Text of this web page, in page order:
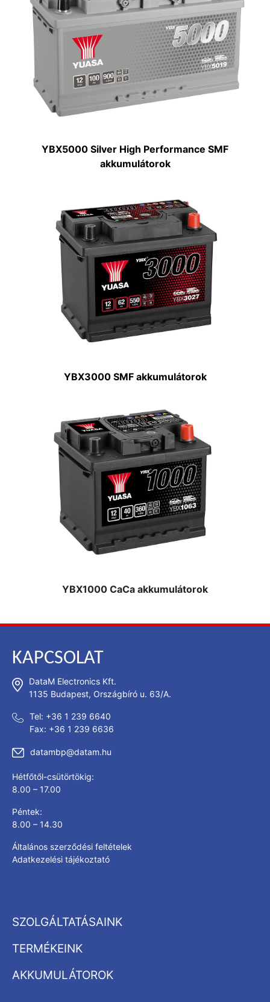
YBX5000 Silver High Performance SMF
akkumulátorok
YBX3000 SMF akkumulátorok
YBX1000 CaCa akkumulátorok
KAPCSOLAT
DataM Electronics Kft.
1135 Budapest, Országbíró u. 63/A.
Tel: +36 1 239 6640
Fax: +36 1 239 6636
datambp@datam.hu
Hétfőtől-csütörtökig:
8.00 – 17.00
Péntek:
8.00 – 14.30
Általános szerződési feltételek
Adatkezelési tájékoztató
SZOLGÁLTATÁSAINK
TERMÉKEINK
AKKUMULÁTOROK